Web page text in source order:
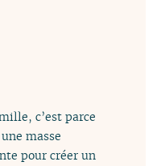
c’est parce
masse
pour créer un